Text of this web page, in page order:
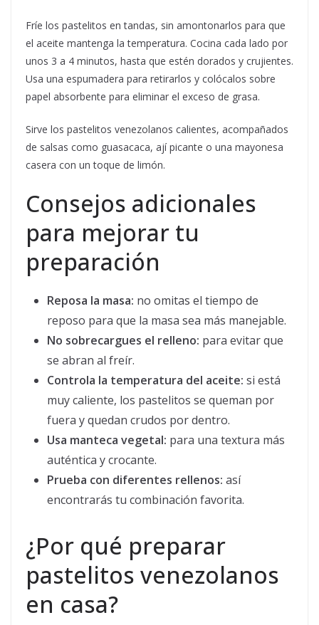
Fríe los pastelitos en tandas, sin amontonarlos para que
el aceite mantenga la temperatura. Cocina cada lado por
unos 3 a 4 minutos, hasta que estén dorados y crujientes.
Usa una espumadera para retirarlos y colócalos sobre
papel absorbente para eliminar el exceso de grasa.
Sirve los pastelitos venezolanos calientes, acompañados
de salsas como guasacaca, ají picante o una mayonesa
casera con un toque de limón.
Consejos adicionales
para mejorar tu
preparación
Reposa la masa: no omitas el tiempo de
reposo para que la masa sea más manejable.
No sobrecargues el relleno: para evitar que
se abran al freír.
Controla la temperatura del aceite: si está
muy caliente, los pastelitos se queman por
fuera y quedan crudos por dentro.
Usa manteca vegetal: para una textura más
auténtica y crocante.
Prueba con diferentes rellenos: así
encontrarás tu combinación favorita.
¿Por qué preparar
pastelitos venezolanos
en casa?